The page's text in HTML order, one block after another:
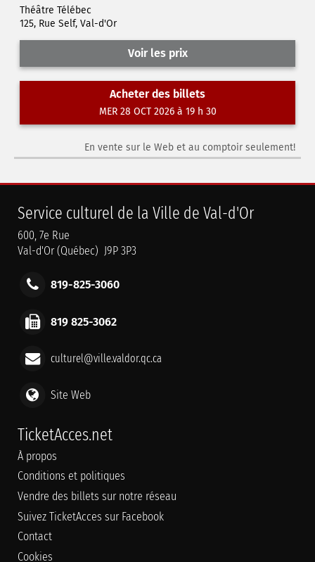
Théâtre Télébec
125, Rue Self, Val-d'Or
Voir les prix
Acheter des billets
MER 28 OCT 2026 à 19 h 30
En vente sur le Web et au comptoir seulement!
Service culturel de la Ville de Val-d'Or
600, 7e Rue
Val-d'Or (Québec) J9P 3P3
819-825-3060
819 825-3062
culturel@ville.valdor.qc.ca
Site Web
TicketAcces.net
À propos
Conditions et politiques
Vendre des billets sur notre réseau
Suivez TicketAcces sur Facebook
Contact
Cookies